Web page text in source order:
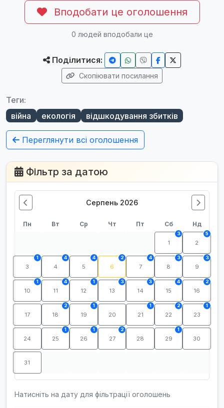
Вподобати це оголошення
0 людей вподобали це
Поділитися:
Скопіювати посилання
Теги:
війна
екологія відшкодування збитків
Переглянути всі оголошення
Фільтр за датою
Серпень 2026
Пн Вт Ср Чт Пт Сб Нд
1
3
2
5
3
1
4
4
5
4
6
2
7
4
8
3
9
3
10
1
11
4
12
1
13
3
14
3
15
4
16
2
17 18
2
19
1
20 21
1
22
2
23
1
24 25
1
26
1
27
2
28 29
1
30
31
Натисніть на дату для фільтрації оголошень